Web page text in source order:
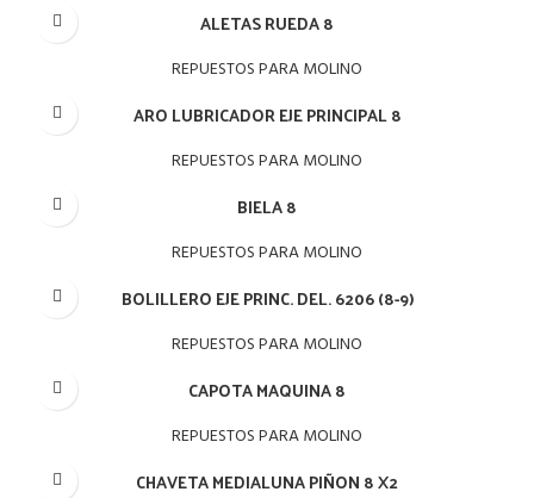
ALETAS RUEDA 8
REPUESTOS PARA MOLINO
ARO LUBRICADOR EJE PRINCIPAL 8
REPUESTOS PARA MOLINO
BIELA 8
REPUESTOS PARA MOLINO
BOLILLERO EJE PRINC. DEL. 6206 (8-9)
REPUESTOS PARA MOLINO
CAPOTA MAQUINA 8
REPUESTOS PARA MOLINO
CHAVETA MEDIALUNA PIÑON 8 X2